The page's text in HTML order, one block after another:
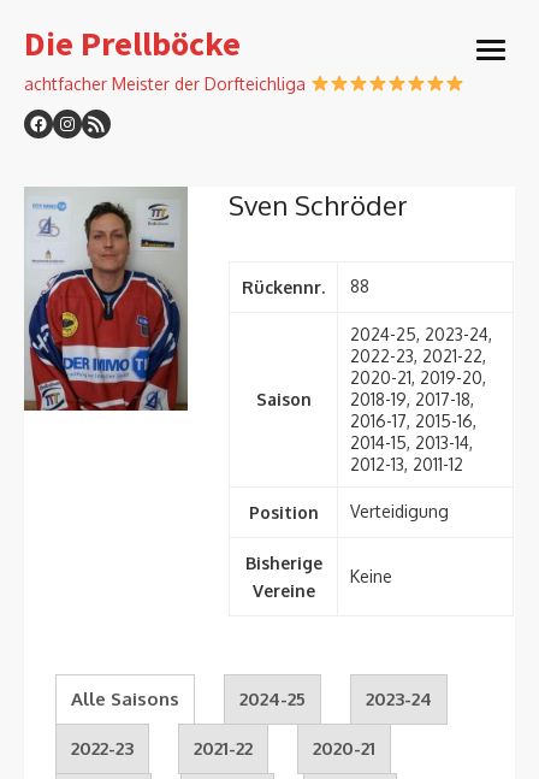
to
Die Prellböcke
achtfacher Meister der Dorfteichliga
open
Sven Schröder
Rückennr. 88
Saison
2024-25, 2023-24,
2022-23, 2021-22,
2020-21, 2019-20,
2018-19, 2017-18,
2016-17, 2015-16,
2014-15, 2013-14,
2012-13, 2011-12
Position Verteidigung
Bisherige
Vereine
Keine
Alle Saisons 2024-25 2023-24
2022-23 2021-22 2020-21